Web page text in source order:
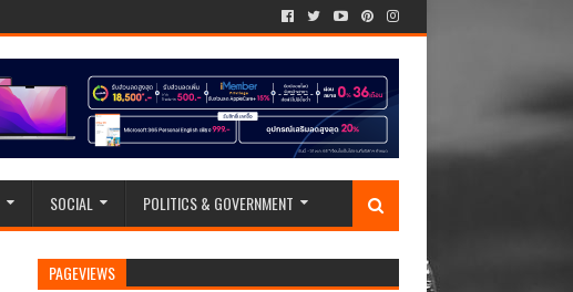
SOCIAL POLITICS & GOVERNMENT
PAGEVIEWS